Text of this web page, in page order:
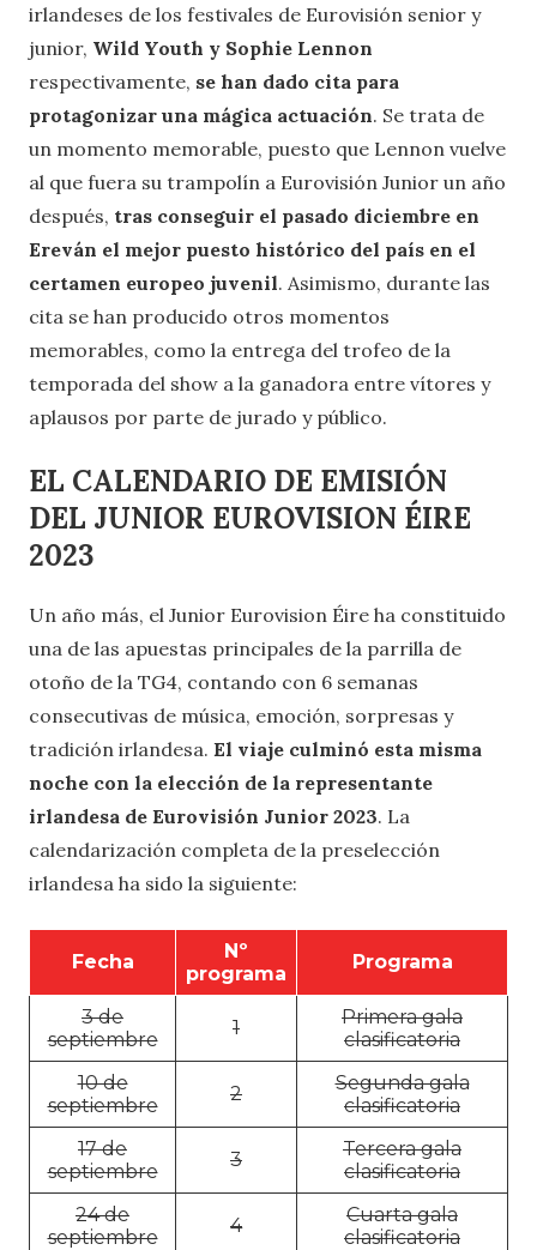
irlandeses de los festivales de Eurovisión senior y
junior, Wild Youth y Sophie Lennon
respectivamente, se han dado cita para
protagonizar una mágica actuación. Se trata de
un momento memorable, puesto que Lennon vuelve
al que fuera su trampolín a Eurovisión Junior un año
después, tras conseguir el pasado diciembre en
Ereván el mejor puesto histórico del país en el
certamen europeo juvenil. Asimismo, durante las
cita se han producido otros momentos
memorables, como la entrega del trofeo de la
temporada del show a la ganadora entre vítores y
aplausos por parte de jurado y público.
EL CALENDARIO DE EMISIÓN
DEL JUNIOR EUROVISION ÉIRE
2023
Un año más, el Junior Eurovision Éire ha constituido
una de las apuestas principales de la parrilla de
otoño de la TG4, contando con 6 semanas
consecutivas de música, emoción, sorpresas y
tradición irlandesa. El viaje culminó esta misma
noche con la elección de la representante
irlandesa de Eurovisión Junior 2023. La
calendarización completa de la preselección
irlandesa ha sido la siguiente:
Fecha
Nº
programa
Programa
3 de
septiembre
1
Primera gala
clasificatoria
10 de
septiembre
2
Segunda gala
clasificatoria
17 de
septiembre
3
Tercera gala
clasificatoria
24 de
septiembre
4
Cuarta gala
clasificatoria